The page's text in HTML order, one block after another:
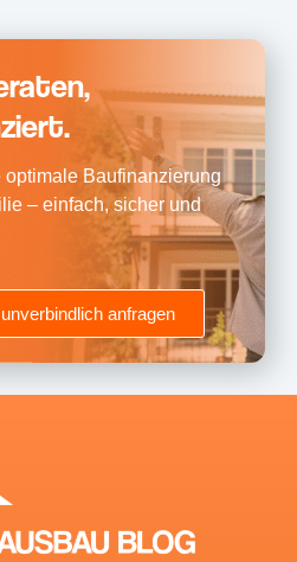
optimale Baufinanzierung
– einfach, sicher und
anfragen